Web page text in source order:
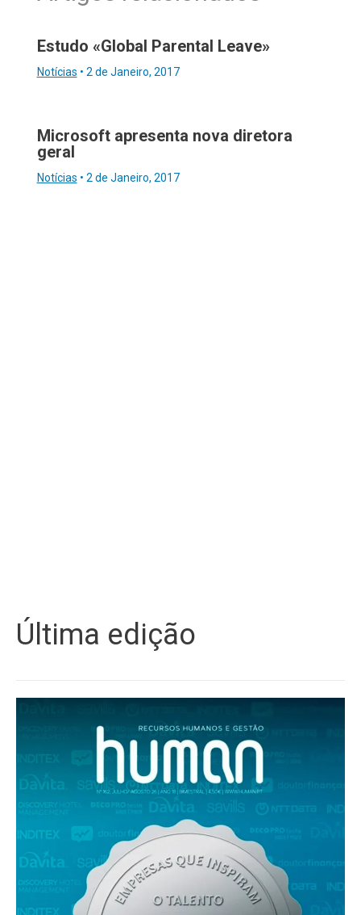
Estudo «Global Parental Leave»
Notícias • 2 de Janeiro, 2017
Microsoft apresenta nova diretora
geral
Notícias • 2 de Janeiro, 2017
Última edição